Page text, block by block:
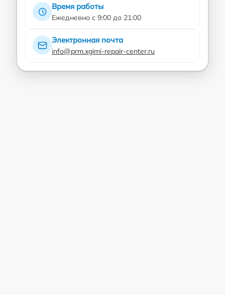
Время работы
Ежедневно с 9:00 до 21:00
Электронная почта
info@prm.xgimi-repair-center.ru